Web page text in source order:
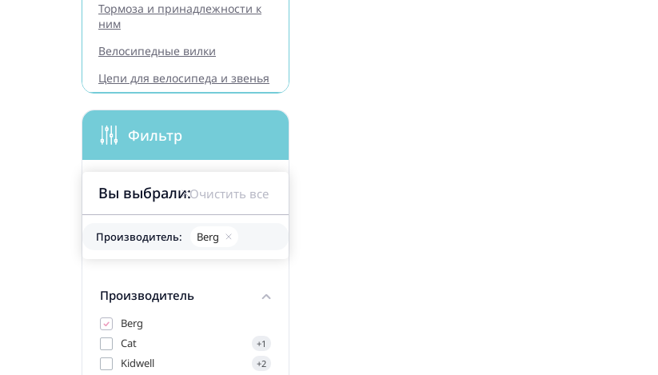
Тормоза и принадлежности к
ним
Велосипедные вилки
Цепи для велосипеда и звенья
Фильтр
Вы выбрали:
Производитель: Berg
Очистить все
Производитель
Berg
Cat
+1
Kidwell +2